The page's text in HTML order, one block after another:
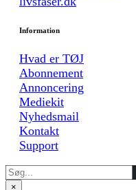
Information
Hvad er TØJ
Abonnement
Annoncering
Mediekit
Nyhedsmail
Kontakt
Support
×